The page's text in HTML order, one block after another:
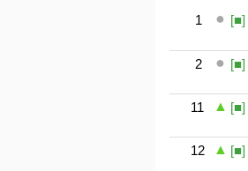
1 [■]
2 [■]
11 [■]
12 [■]